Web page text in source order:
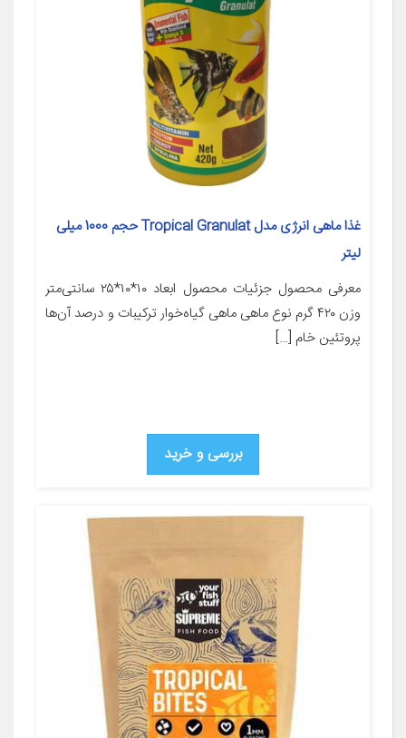
غذا ماهی انرژی مدل Tropical Granulat حجم 1000 میلی
لیتر
معرفی محصول جزئیات محصول ابعاد ۱۰*۱۰*۲۵ سانتی‌متر
وزن ۴۲۰ گرم نوع ماهی ماهی گیاه‌خوار ترکیبات و درصد آن‌ها
پروتئین خام […]
بررسی و خرید